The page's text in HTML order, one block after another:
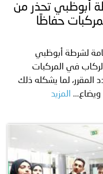
م - شرطة أبوظبي تحذر من
حفاظًا
لشرطة أبوظبي
في المركبات
المقرر، لما يشكله ذلك
ويضاع...
المزيد